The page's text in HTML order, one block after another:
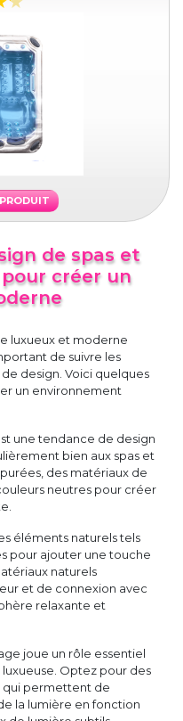
de spas et
créer un
luxueux et moderne
de suivre les
design. Voici quelques
un environnement
une tendance de design
bien aux spas et
des matériaux de
neutres pour créer
éléments naturels tels
pour ajouter une touche
naturels
et de connexion avec
relaxante et
joue un rôle essentiel
Optez pour des
qui permettent de
la lumière en fonction